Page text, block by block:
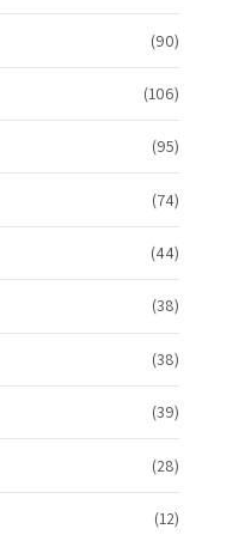
(90)
(106)
(95)
(74)
(44)
(38)
(38)
(39)
(28)
(12)